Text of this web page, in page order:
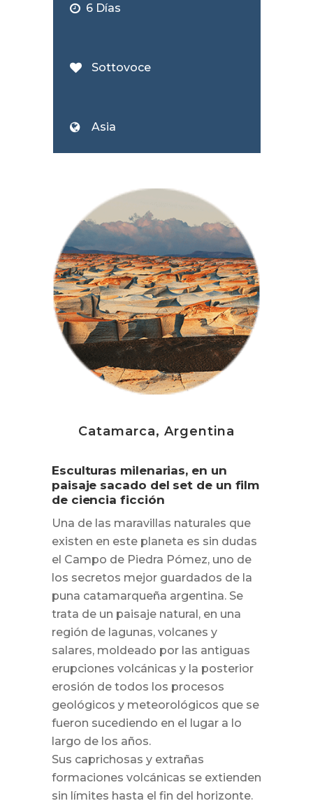
6 Días
Sottovoce
Asia
Catamarca, Argentina
Esculturas milenarias, en un
paisaje sacado del set de un film
de ciencia ficción
Una de las maravillas naturales que
existen en este planeta es sin dudas
el Campo de Piedra Pómez, uno de
los secretos mejor guardados de la
puna catamarqueña argentina. Se
trata de un paisaje natural, en una
región de lagunas, volcanes y
salares, moldeado por las antiguas
erupciones volcánicas y la posterior
erosión de todos los procesos
geológicos y meteorológicos que se
fueron sucediendo en el lugar a lo
largo de los años.
Sus caprichosas y extrañas
formaciones volcánicas se extienden
sin límites hasta el fin del horizonte.